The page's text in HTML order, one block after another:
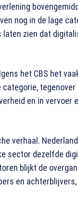
nog in de lage
zien dat
het CBS het
en in vervoer
verhaal.
sector dezelfde
blijkt de
en achterblijvers,